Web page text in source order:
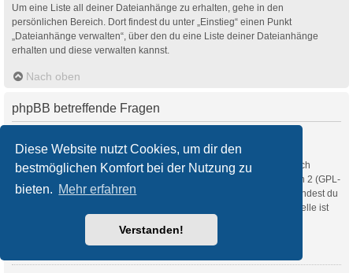
Diese Website nutzt Cookies, um dir den
bestmöglichen Komfort bei der Nutzung zu
bieten. Mehr erfahren
Verstanden!
Um eine Liste all deiner Dateianhänge zu erhalten, gehe in den
persönlichen Bereich. Dort findest du unter „Einstieg“ einen Punkt
„Dateianhänge verwalten“, über den du eine Liste deiner Dateianhänge
erhalten und diese verwalten kannst.
Nach oben
phpBB betreffende Fragen
Diese Software (in ihrer unmodifizierten Fassung) wurde von
phpBB Limited
entwickelt und veröffentlicht. Sie ist urheberrechtlich
geschützt. Sie wurde unter der GNU General Public License, Version 2 (GPL-
2.0) veröffentlicht und kann frei vertrieben werden. Weitere Details findest du
. Eine deutschsprachige Anlaufstelle ist